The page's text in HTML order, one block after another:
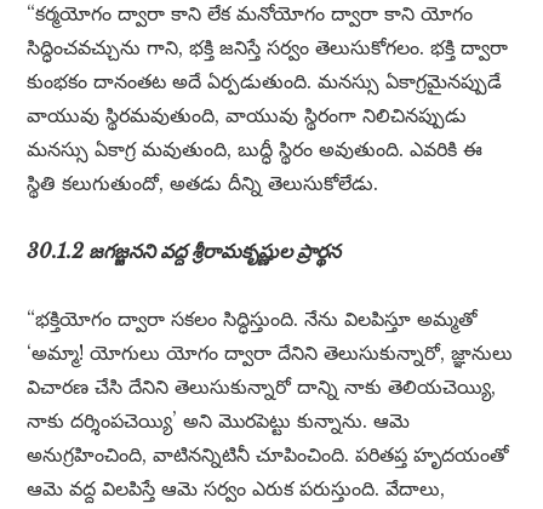
“కర్మయోగం ద్వారా కాని లేక మనోయోగం ద్వారా కాని యోగం
సిద్ధించవచ్చును గాని, భక్తి జనిస్తే సర్వం తెలుసుకోగలం. భక్తి ద్వారా
కుంభకం దానంతట అదే ఏర్పడుతుంది. మనస్సు ఏకాగ్రమైనప్పుడే
వాయువు స్థిరమవుతుంది, వాయువు స్థిరంగా నిలిచినప్పుడు
మనస్సు ఏకాగ్ర మవుతుంది, బుద్ధీ స్థిరం అవుతుంది. ఎవరికి ఈ
స్థితి కలుగుతుందో, అతడు దీన్ని తెలుసుకోలేడు.
30.1.2 జగజ్జనని వద్ద శ్రీరామకృష్ణుల ప్రార్థన
“భక్తియోగం ద్వారా సకలం సిద్ధిస్తుంది. నేను విలపిస్తూ అమ్మతో
‘అమ్మా! యోగులు యోగం ద్వారా దేనిని తెలుసుకున్నారో, జ్ఞానులు
విచారణ చేసి దేనిని తెలుసుకున్నారో దాన్ని నాకు తెలియచెయ్యి,
నాకు దర్శింపచెయ్యి’ అని మొరపెట్టు కున్నాను. ఆమె
అనుగ్రహించింది, వాటినన్నిటినీ చూపించింది. పరితప్త హృదయంతో
ఆమె వద్ద విలపిస్తే ఆమె సర్వం ఎరుక పరుస్తుంది. వేదాలు,